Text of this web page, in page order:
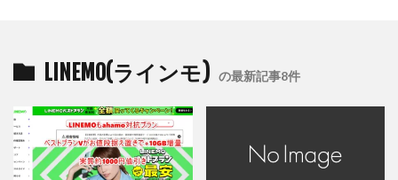
LINEMO(ラインモ) の最新記事8件